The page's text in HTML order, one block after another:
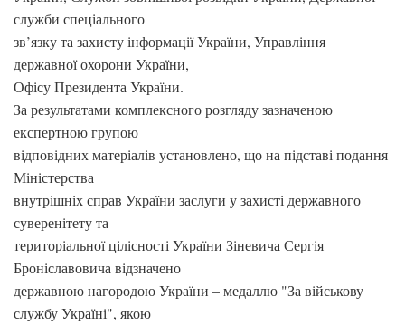
служби спеціального
зв’язку та захисту інформації України, Управління
державної охорони України,
Офісу Президента України.
За результатами комплексного розгляду зазначеною
експертною групою
відповідних матеріалів установлено, що на підставі подання
Міністерства
внутрішніх справ України заслуги у захисті державного
суверенітету та
територіальної цілісності України Зіневича Сергія
Броніславовича відзначено
державною нагородою України – медаллю "За військову
службу Україні", якою